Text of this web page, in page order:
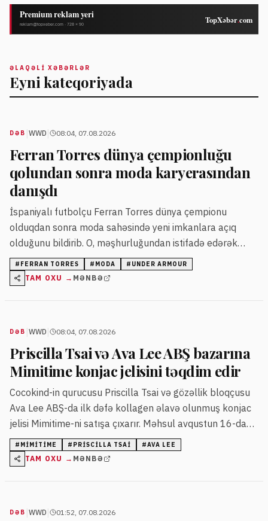
ƏLAQƏLI XƏBƏRLƏR
Eyni kateqoriyada
DƏB WWD 08:04, 07.08.2026
Ferran Torres dünya çempionluğu
qolundan sonra moda karyerasından
danışdı
İspaniyalı futbolçu Ferran Torres dünya çempionu
olduqdan sonra moda sahəsində yeni imkanlara açıq
olduğunu bildirib. O, məşhurluğundan istifadə edərək
moda ulduzu olmaq istədiyini deyib.
# FERRAN TORRES # MODA # UNDER ARMOUR
TAM OXU → MƏNBƏ
DƏB WWD 08:04, 07.08.2026
Priscilla Tsai və Ava Lee ABŞ bazarına
Mimitime konjac jelisini təqdim edir
Cocokind-in qurucusu Priscilla Tsai və gözəllik bloqçusu
Ava Lee ABŞ-da ilk dəfə kollagen əlavə olunmuş konjac
jelisi Mimitime-ni satışa çıxarır. Məhsul avqustun 16-dan
"Target" mağazalarında və onlayn təqdim ediləcək.
# MIMITIME # PRISCILLA TSAI #AVA LEE
TAM OXU → MƏNBƏ
DƏB WWD 01:52, 07.08.2026